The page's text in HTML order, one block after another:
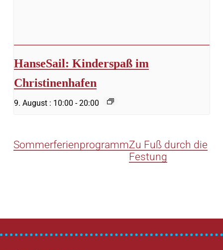
HanseSail: Kinderspaß im
Christinenhafen
9. August : 10:00 - 20:00
SommerferienprogrammZu Fuß durch die
Festung